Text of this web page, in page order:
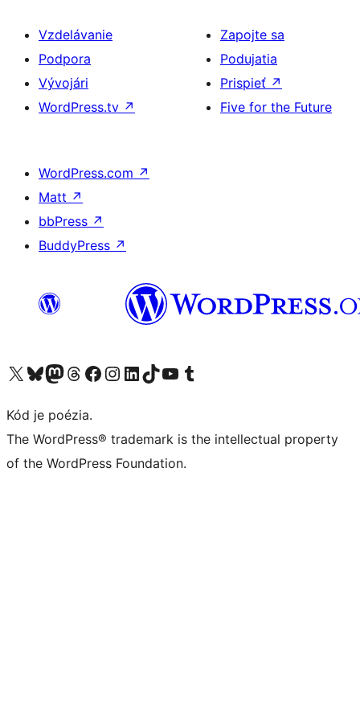
Vzdelávanie
Podpora
Vývojári
WordPress.tv ↗
Zapojte sa
Podujatia
Prispieť ↗
Five for the Future
WordPress.com ↗
Matt ↗
bbPress ↗
BuddyPress ↗
Navštívte náš účet na X (predtým Twitter)
Navštívte náš účet na platforme Bluesky
Navštívte náš účet na Mastodone
Navštívte náš účet na platforme Threads
Navštívte našu stránku na Facebooku
Navštívte náš účet Instagram
Navštívte náš účet LinkedIn
Navštívte náš účet na platforme TikTok
Navštívte náš kanál YouTube
Navštívte náš účet na platforme Tumblr
Kód je poézia.
The WordPress® trademark is the intellectual property
of the WordPress Foundation.